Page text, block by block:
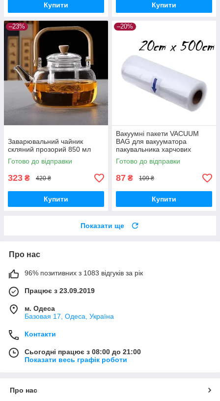
Купити Купити
–23%
Заварювальний чайник
скляний прозорий 850 мл
Готово до відправки
323 ₴ 420 ₴
Купити
–20%
Вакуумні пакети VACUUM
BAG для вакууматора
пакувальника харчових
продуктів 20 х 500 см
Готово до відправки
87 ₴ 109 ₴
Купити
Показати ще
Про нас
96% позитивних з 1083 відгуків за рік
Працює з 23.09.2019
м. Одеса
Базовая 17, Одеса, Україна
Контакти
Сьогодні працює з 08:00 до 21:00
Показати весь графік роботи
Про нас